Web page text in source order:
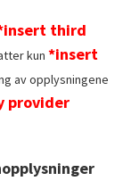
third
kun *insert
av opplysningene
provider